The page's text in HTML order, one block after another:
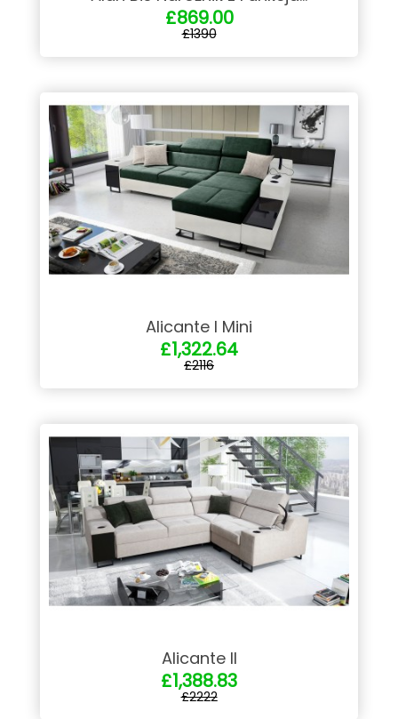
£869.00
£1390
Alicante I Mini
£1,322.64
£2116
Alicante II
£1,388.83
£2222